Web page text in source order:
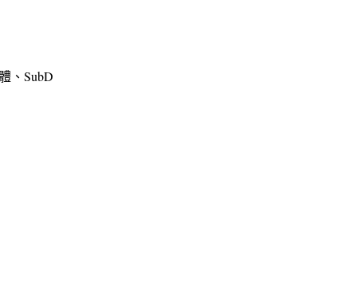
、SubD